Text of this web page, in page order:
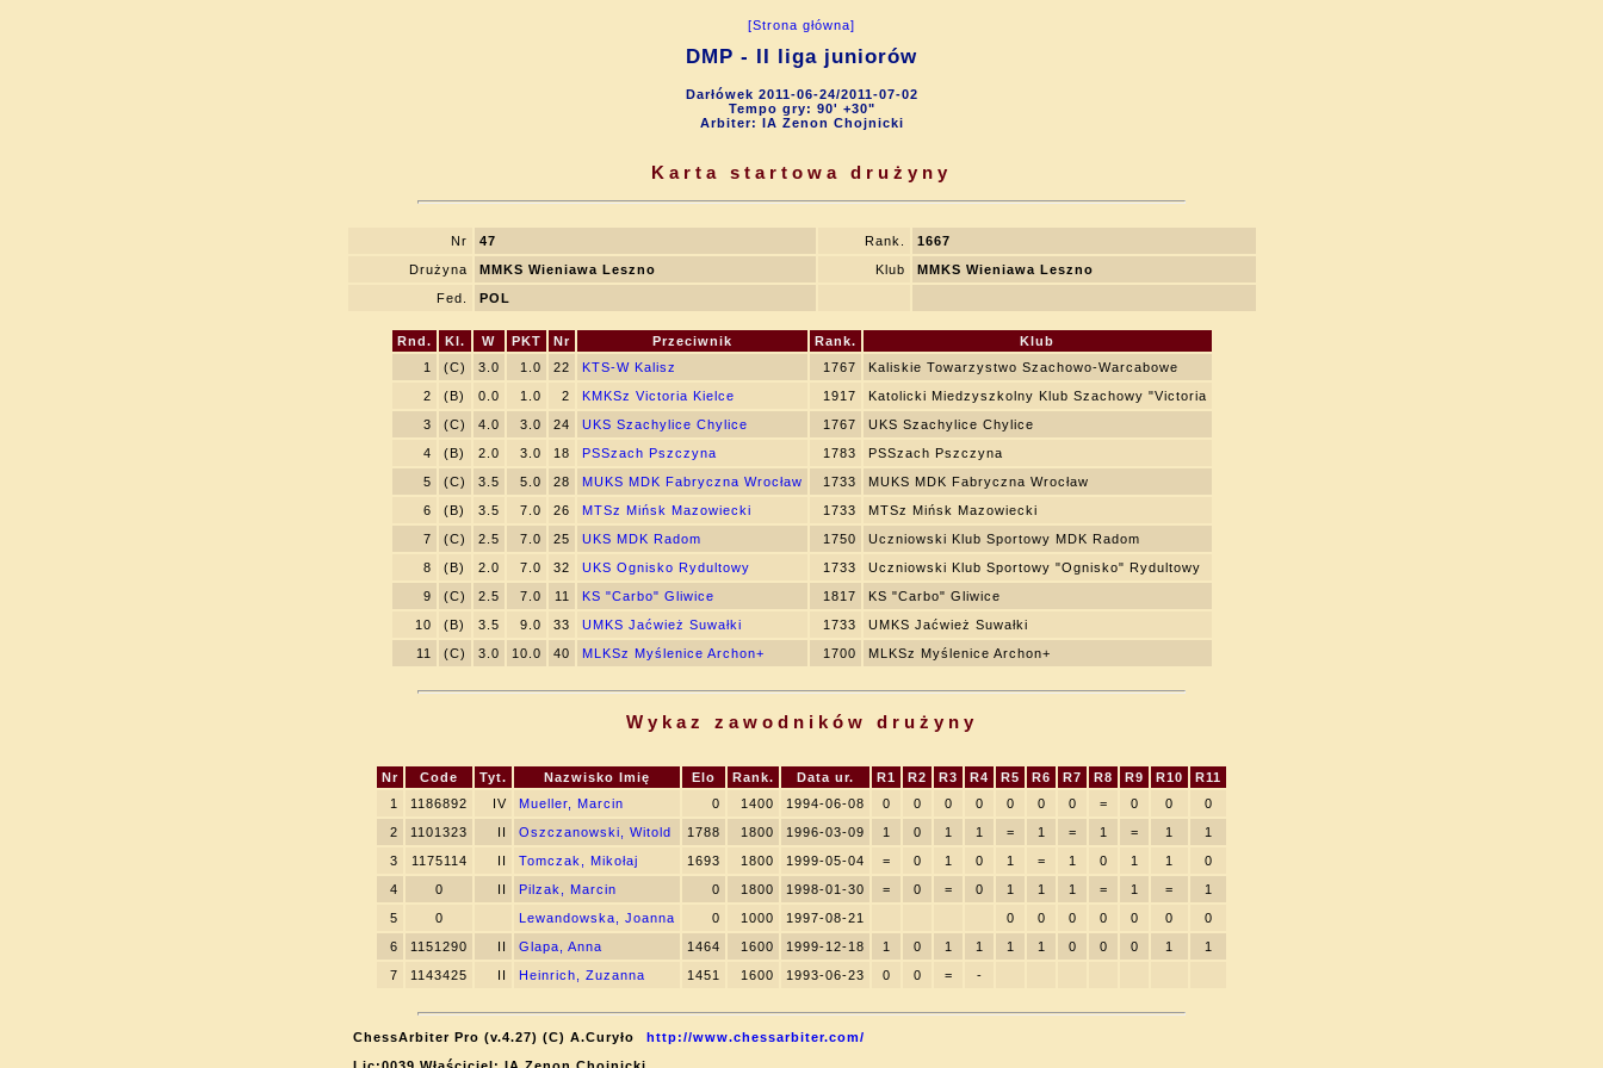
[Strona główna]
DMP - II liga juniorów
Darłówek 2011-06-24/2011-07-02
Tempo gry: 90' +30"
Arbiter: IA Zenon Chojnicki
Karta startowa drużyny
Nr 47 Rank.
1667
Drużyna
MMKS Wieniawa Leszno Klub
MMKS Wieniawa Leszno
Fed.
POL
Rnd. Kl. W PKT Nr Przeciwnik Rank.
Klub
1
(C) 3.0 1.0 22 KTS-W Kalisz 1767
Kaliskie Towarzystwo Szachowo-Warcabowe
2
(B) 0.0 1.0 2 KMKSz Victoria Kielce 1917
Katolicki Miedzyszkolny Klub Szachowy "Victoria
3
(C) 4.0 3.0 24 UKS Szachylice Chylice 1767
UKS Szachylice Chylice
4
(B) 2.0 3.0 18 PSSzach Pszczyna 1783
PSSzach Pszczyna
5
(C) 3.5 5.0 28 MUKS MDK Fabryczna Wrocław 1733
MUKS MDK Fabryczna Wrocław
6
(B) 3.5 7.0 26 MTSz Mińsk Mazowiecki 1733
MTSz Mińsk Mazowiecki
7
(C) 2.5 7.0 25 UKS MDK Radom 1750
Uczniowski Klub Sportowy MDK Radom
8
(B) 2.0 7.0 32 UKS Ognisko Rydultowy 1733
Uczniowski Klub Sportowy "Ognisko" Rydultowy
9
(C) 2.5 7.0 11 KS "Carbo" Gliwice 1817
KS "Carbo" Gliwice
10
(B) 3.5 9.0 33 UMKS Jaćwież Suwałki 1733
UMKS Jaćwież Suwałki
11
(C) 3.0 10.0 40 MLKSz Myślenice Archon+ 1700 MLKSz Myślenice Archon+
Wykaz zawodników drużyny
Nr Code Tyt. Nazwisko Imię Elo Rank. Data ur. R1 R2 R3 R4 R5 R6 R7 R8 R9 R10
R11
1
1186892 IV Mueller, Marcin 0 1400 1994-06-08 0 0 0 0 0 0 0 = 0 0
0
2
1101323 II Oszczanowski, Witold 1788 1800 1996-03-09 1 0 1 1 = 1 = 1 = 1
1
3
1175114 II Tomczak, Mikołaj 1693 1800 1999-05-04 = 0 1 0 1 = 1 0 1 1
0
4
0 II Pilzak, Marcin 0 1800 1998-01-30 = 0 = 0 1 1 1 = 1 =
1
5
0 Lewandowska, Joanna 0 1000 1997-08-21 0 0 0 0 0 0
0
6
1151290 II Glapa, Anna 1464 1600 1999-12-18 1 0 1 1 1 1 0 0 0 1
1
7
1143425 II Heinrich, Zuzanna 1451 1600 1993-06-23 0 0 = -
ChessArbiter Pro (v.4.27) (C) A.Curyło
http://www.chessarbiter.com/